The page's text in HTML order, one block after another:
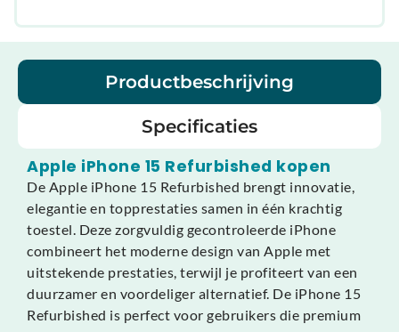
Productbeschrijving
Specificaties
Apple iPhone 15 Refurbished kopen
De Apple iPhone 15 Refurbished brengt innovatie,
elegantie en topprestaties samen in één krachtig
toestel. Deze zorgvuldig gecontroleerde iPhone
combineert het moderne design van Apple met
uitstekende prestaties, terwijl je profiteert van een
duurzamer en voordeliger alternatief. De iPhone 15
Refurbished is perfect voor gebruikers die premium